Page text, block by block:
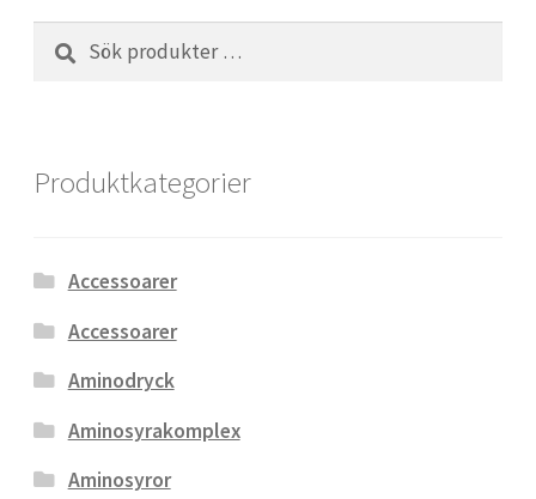
Sök
efter:
Sök
Produktkategorier
Accessoarer
Accessoarer
Aminodryck
Aminosyrakomplex
Aminosyror